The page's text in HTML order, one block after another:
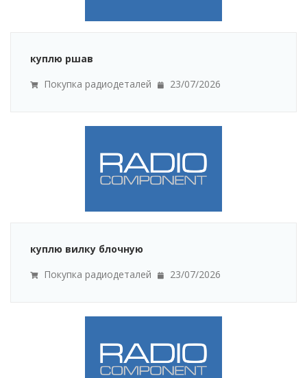
куплю ршав
Покупка радиодеталей
23/07/2026
куплю вилку блочную
Покупка радиодеталей
23/07/2026